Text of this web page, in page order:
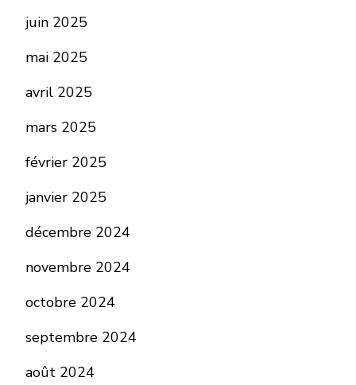
juin 2025
mai 2025
avril 2025
mars 2025
février 2025
janvier 2025
décembre 2024
novembre 2024
octobre 2024
septembre 2024
août 2024